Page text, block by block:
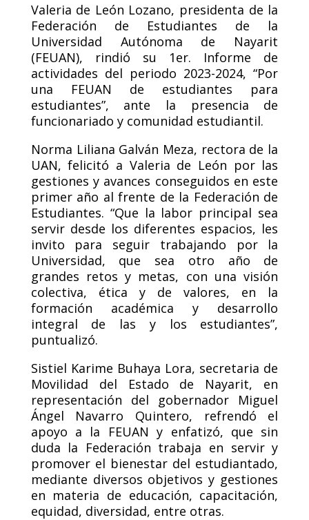
Valeria de León Lozano, presidenta de la
Federación de Estudiantes de la
Universidad Autónoma de Nayarit
(FEUAN), rindió su 1er. Informe de
actividades del periodo 2023-2024, “Por
una FEUAN de estudiantes para
estudiantes”, ante la presencia de
funcionariado y comunidad estudiantil.
Norma Liliana Galván Meza, rectora de la
UAN, felicitó a Valeria de León por las
gestiones y avances conseguidos en este
primer año al frente de la Federación de
Estudiantes. “Que la labor principal sea
servir desde los diferentes espacios, les
invito para seguir trabajando por la
Universidad, que sea otro año de
grandes retos y metas, con una visión
colectiva, ética y de valores, en la
formación académica y desarrollo
integral de las y los estudiantes”,
puntualizó.
Sistiel Karime Buhaya Lora, secretaria de
Movilidad del Estado de Nayarit, en
representación del gobernador Miguel
Ángel Navarro Quintero, refrendó el
apoyo a la FEUAN y enfatizó, que sin
duda la Federación trabaja en servir y
promover el bienestar del estudiantado,
mediante diversos objetivos y gestiones
en materia de educación, capacitación,
equidad, diversidad, entre otras.